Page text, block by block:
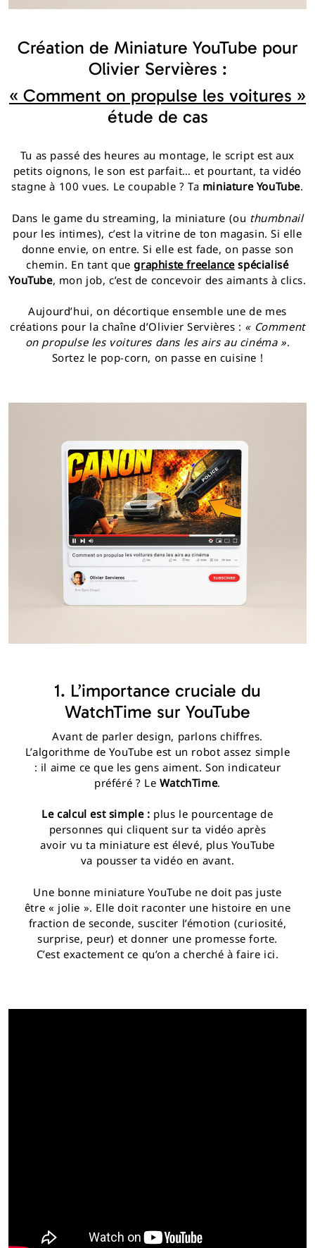
Création de Miniature YouTube pour
Olivier Servières :
« Comment on propulse les voitures »
étude de cas
Tu as passé des heures au montage, le script est aux
petits oignons, le son est parfait… et pourtant, ta vidéo
stagne à 100 vues. Le coupable ? Ta miniature YouTube.
Dans le game du streaming, la miniature (ou thumbnail
pour les intimes), c’est la vitrine de ton magasin. Si elle
donne envie, on entre. Si elle est fade, on passe son
chemin. En tant quegraphiste freelancespécialisé
YouTube, mon job, c’est de concevoir des aimants à clics.
Aujourd’hui, on décortique ensemble une de mes
créations pour la chaîne d’Olivier Servières : « Comment
on propulse les voitures dans les airs au cinéma ».
Sortez le pop-corn, on passe en cuisine !
1. L’importance cruciale du
WatchTime sur YouTube
Avant de parler design, parlons chiffres.
L’algorithme de YouTube est un robot assez simple
: il aime ce que les gens aiment. Son indicateur
préféré ? Le WatchTime.
Le calcul est simple : plus le pourcentage de
personnes qui cliquent sur ta vidéo après
avoir vu ta miniature est élevé, plus YouTube
va pousser ta vidéo en avant.
Une bonne miniature YouTube ne doit pas juste
être « jolie ». Elle doit raconter une histoire en une
fraction de seconde, susciter l’émotion (curiosité,
surprise, peur) et donner une promesse forte.
C’est exactement ce qu’on a cherché à faire ici.